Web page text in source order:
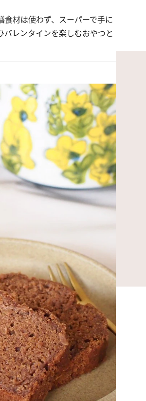
材は使わず、スーパーで手に
レンタインを楽しむおやつと